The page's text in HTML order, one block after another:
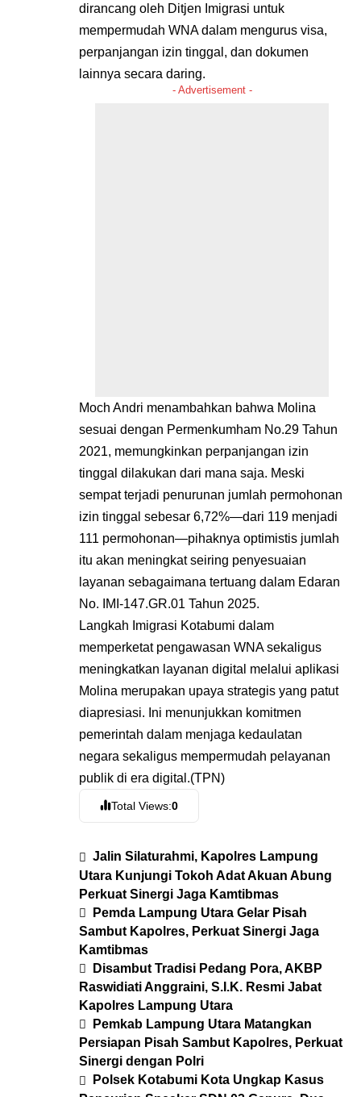
dirancang oleh Ditjen Imigrasi untuk
mempermudah WNA dalam mengurus visa,
perpanjangan izin tinggal, dan dokumen
lainnya secara daring.
- Advertisement -
Moch Andri menambahkan bahwa Molina
sesuai dengan Permenkumham No.29 Tahun
2021, memungkinkan perpanjangan izin
tinggal dilakukan dari mana saja. Meski
sempat terjadi penurunan jumlah permohonan
izin tinggal sebesar 6,72%—dari 119 menjadi
111 permohonan—pihaknya optimistis jumlah
itu akan meningkat seiring penyesuaian
layanan sebagaimana tertuang dalam Edaran
No. IMI-147.GR.01 Tahun 2025.
Langkah Imigrasi Kotabumi dalam
memperketat pengawasan WNA sekaligus
meningkatkan layanan digital melalui aplikasi
Molina merupakan upaya strategis yang patut
diapresiasi. Ini menunjukkan komitmen
pemerintah dalam menjaga kedaulatan
negara sekaligus mempermudah pelayanan
publik di era digital.(TPN)
Total Views:0
Jalin Silaturahmi, Kapolres Lampung
Utara Kunjungi Tokoh Adat Akuan Abung
Perkuat Sinergi Jaga Kamtibmas
Pemda Lampung Utara Gelar Pisah
Sambut Kapolres, Perkuat Sinergi Jaga
Kamtibmas
Disambut Tradisi Pedang Pora, AKBP
Raswidiati Anggraini, S.I.K. Resmi Jabat
Kapolres Lampung Utara
Pemkab Lampung Utara Matangkan
Persiapan Pisah Sambut Kapolres, Perkuat
Sinergi dengan Polri
Polsek Kotabumi Kota Ungkap Kasus